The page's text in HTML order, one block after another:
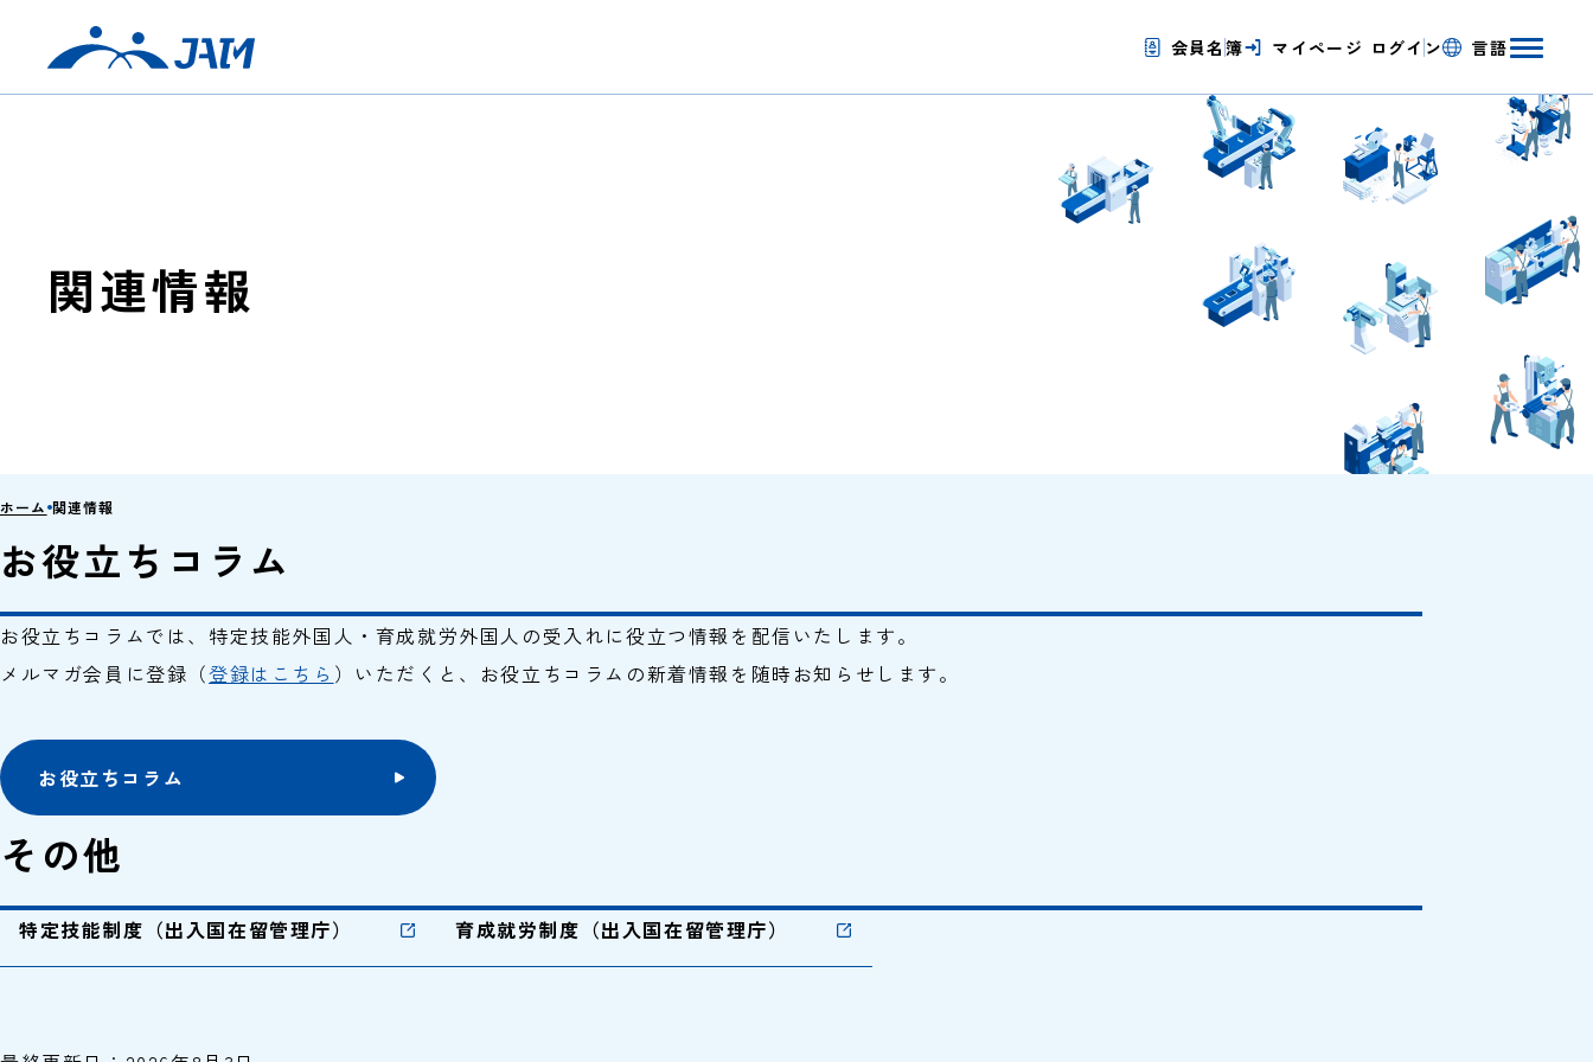
会員名簿 マイページ ログイン 言語
関連情報
ホーム 関連情報
お役立ちコラム
お役立ちコラムでは、特定技能外国人・育成就労外国人の受入れに役立つ情報を配信いたします。
メルマガ会員に登録（登録はこちら ）いただくと、お役立ちコラムの新着情報を随時お知らせします。
お役立ちコラム
その他
特定技能制度（出入国在留管理庁） 育成就労制度（出入国在留管理庁）